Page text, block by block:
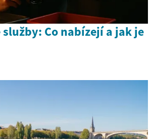
Co nabízejí a jak je